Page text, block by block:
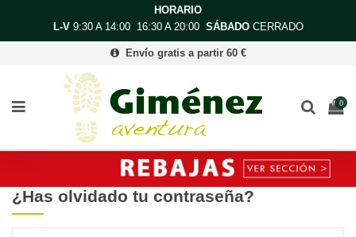
HORARIO
L-V9:30 A 14:00 16:30 A 20:00 SÁBADOCERRADO
Envío gratis a partir 60 €
0
¿Has olvidado tu contraseña?